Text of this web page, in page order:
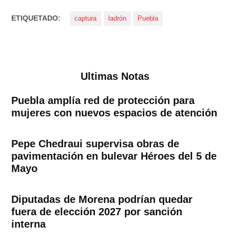
ETIQUETADO: captura ladrón Puebla
Ultimas Notas
Puebla amplía red de protección para
mujeres con nuevos espacios de atención
Pepe Chedraui supervisa obras de
pavimentación en bulevar Héroes del 5 de
Mayo
Diputadas de Morena podrían quedar
fuera de elección 2027 por sanción
interna